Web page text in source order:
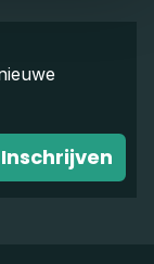
Inschrijven